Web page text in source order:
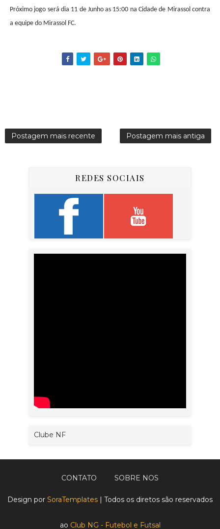
Próximo jogo será dia 11 de Junho as 15:00 na Cidade de Mirassol contra
a equipe do Mirassol FC.
Postagem mais recente Postagem mais antiga
REDES SOCIAIS
Clube NF
CONTATO SOBRE NOS
Design por SoraTemplates | Todos os diretos são reservados
ao Club NG - Futebol e Futsal